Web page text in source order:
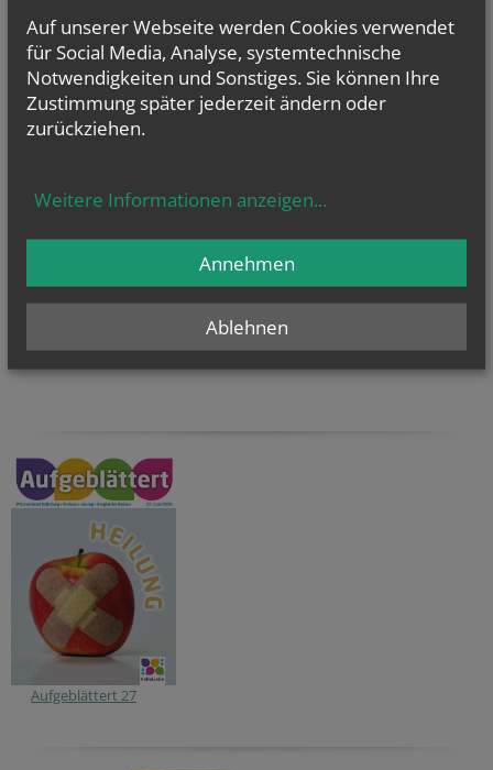
Aufgeblättert 27
Auf unserer Webseite werden Cookies verwendet
für Social Media, Analyse, systemtechnische
Notwendigkeiten und Sonstiges. Sie können Ihre
Zustimmung später jederzeit ändern oder
zurückziehen.
Weitere Informationen anzeigen...
Ablehnen
Annehmen